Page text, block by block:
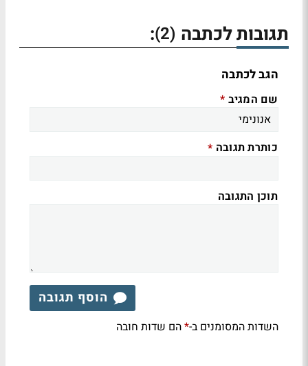
תגובות לכתבה (2)
:
הגב לכתבה
שם המגיב *
כותרת תגובה *
תוכן התגובה
הוסף תגובה
השדות המסומנים ב-*הם שדות חובה